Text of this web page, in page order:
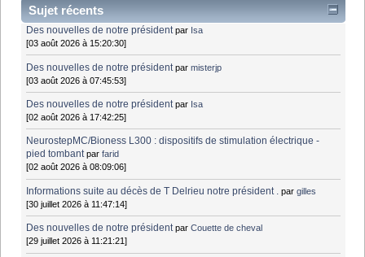
Sujet récents
Des nouvelles de notre président par Isa
[03 août 2026 à 15:20:30]
Des nouvelles de notre président parmisterjp
[03 août 2026 à 07:45:53]
Des nouvelles de notre président par Isa
[02 août 2026 à 17:42:25]
NeurostepMC/Bioness L300 : dispositifs de stimulation électrique -
pied tombant parfarid
[02 août 2026 à 08:09:06]
Informations suite au décès de T Delrieu notre président . pargilles
[30 juillet 2026 à 11:47:14]
Des nouvelles de notre président parCouette de cheval
[29 juillet 2026 à 11:21:21]